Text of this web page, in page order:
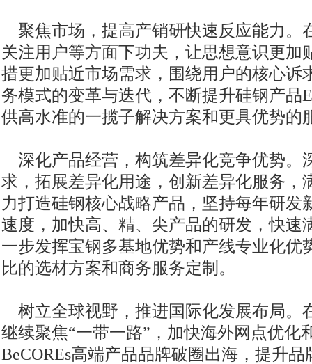
聚焦市场，提高产销研快速反应能力。
关注用户等方面下功夫，让思想意识更加
措更加贴近市场需求，围绕用户的核心诉
务模式的变革与迭代，不断提升硅钢产品
供高水准的一揽子解决方案和更具优势的
深化产品经营，构筑差异化竞争优势。
求，拓展差异化用途，创新差异化服务，
力打造硅钢核心战略产品，坚持每年研发
速度，加快高、精、尖产品的研发，快速
一步发挥宝钢多基地优势和产线专业化优
比的选材方案和商务服务定制。
树立全球视野，推进国际化发展布局。
继续聚焦“一带一路”，加快海外网点优化
BeCOREs高端产品品牌破圈出海，提升